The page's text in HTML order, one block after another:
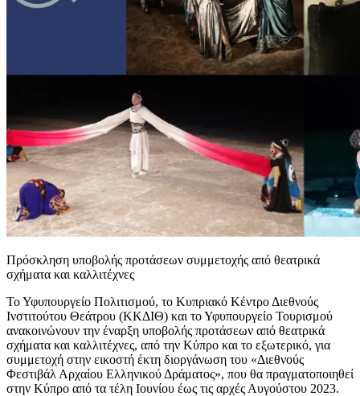
Πρόσκληση υποβολής προτάσεων συμμετοχής από θεατρικά
σχήματα και καλλιτέχνες
Το Υφυπουργείο Πολιτισμού, το Κυπριακό Κέντρο Διεθνούς
Ινστιτούτου Θεάτρου (ΚΚΔΙΘ) και το Υφυπουργείο Τουρισμού
ανακοινώνουν την έναρξη υποβολής προτάσεων από θεατρικά
σχήματα και καλλιτέχνες, από την Κύπρο και το εξωτερικό, για
συμμετοχή στην εικοστή έκτη διοργάνωση του «Διεθνούς
Φεστιβάλ Αρχαίου Ελληνικού Δράματος», που θα πραγματοποιηθεί
στην Κύπρο από τα τέλη Ιουνίου έως τις αρχές Αυγούστου 2023.